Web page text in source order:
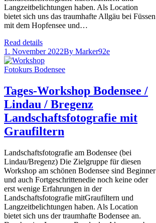
Langzeitbelichtungen haben. Als Location
bietet sich uns das traumhafte Allgäu bei Füssen
mit dem Hopfensee und…
Read details
1. November 2022By Marker92e
Tages-Workshop Bodensee /
Lindau / Bregenz
Landschaftsfotografie mit
Graufiltern
Landschaftsfotografie am Bodensee (bei
Lindau/Bregenz) Die Zielgruppe für diesen
Workshop am schönen Bodensee sind Beginner
und auch Fortgeschrittenedie noch keine oder
erst wenige Erfahrungen in der
Landschaftsfotografie mitGraufiltern und
Langzeitbelichtungen haben. Als Location
bietet sich uns der traumhafte Bodensee an.